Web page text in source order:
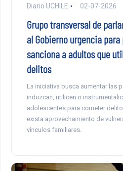
Diario UCHILE 02-07-2026
Grupo transversal de
al Gobierno urgencia
sanciona a adultos que
delitos
La iniciativa busca aumentar las
induzcan, utilicen o
adolescentes para cometer
exista aprovechamiento de
vínculos familiares.